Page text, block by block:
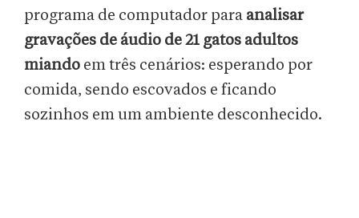
programa de computador para analisar
gravações de áudio de 21 gatos adultos
miando em três cenários: esperando por
comida, sendo escovados e ficando
sozinhos em um ambiente desconhecido.